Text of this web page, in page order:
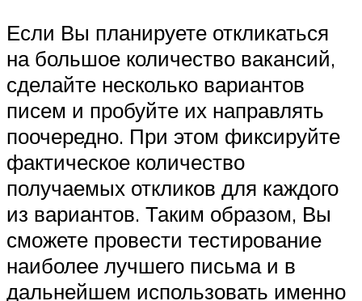
Если Вы планируете откликаться
на большое количество вакансий,
сделайте несколько вариантов
писем и пробуйте их направлять
поочередно. При этом фиксируйте
фактическое количество
получаемых откликов для каждого
из вариантов. Таким образом, Вы
сможете провести тестирование
наиболее лучшего письма и в
дальнейшем использовать именно